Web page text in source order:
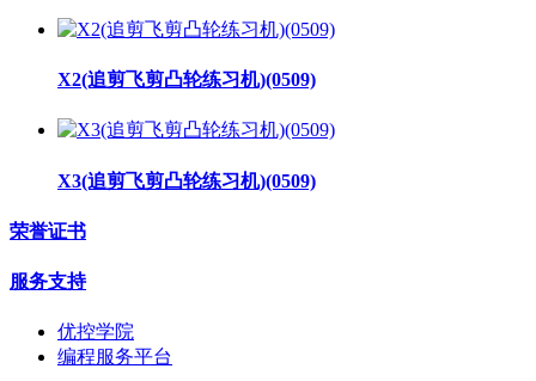
X2(追剪飞剪凸轮练习机)(0509)
X3(追剪飞剪凸轮练习机)(0509)
荣誉证书
服务支持
优控学院
编程服务平台